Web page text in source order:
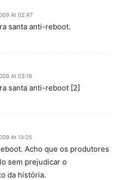
At 02:47
santa anti-reboot.
At 03:18
santa anti-reboot [2]
At 13:25
Acho que os produtores
sem prejudicar o
da história.